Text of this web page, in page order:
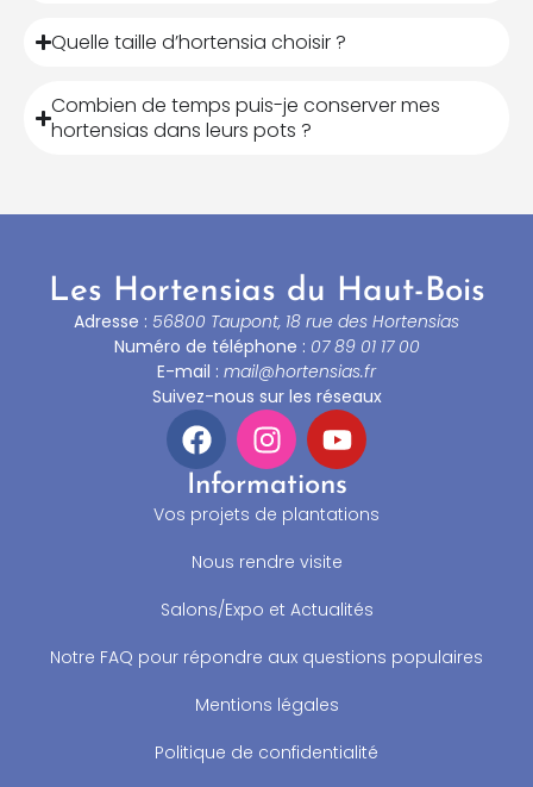
Quelle taille d’hortensia choisir ?
Combien de temps puis-je conserver mes
hortensias dans leurs pots ?
Les Hortensias du Haut-Bois
Adresse : 56800 Taupont, 18 rue des Hortensias
Numéro de téléphone : 07 89 01 17 00
E-mail : mail@hortensias.fr
Suivez-nous sur les réseaux
Informations
Vos projets de plantations
Nous rendre visite
Salons/Expo et Actualités
Notre FAQ pour répondre aux questions populaires
Mentions légales
Politique de confidentialité